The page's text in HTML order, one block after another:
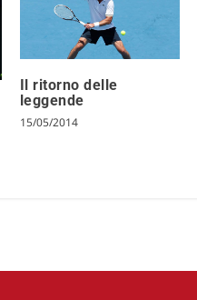
Il ritorno delle
leggende
15/05/2014